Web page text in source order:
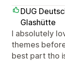
DUG
Glashütte
I absolutely
themes
best part tho